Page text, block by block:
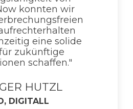
konnten wir
eine solide
zukünftige
schaffen."
HUTZL
DIGITALL